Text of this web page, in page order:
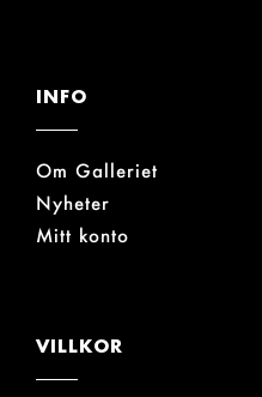
INFO
Om Galleriet
Nyheter
Mitt konto
VILLKOR